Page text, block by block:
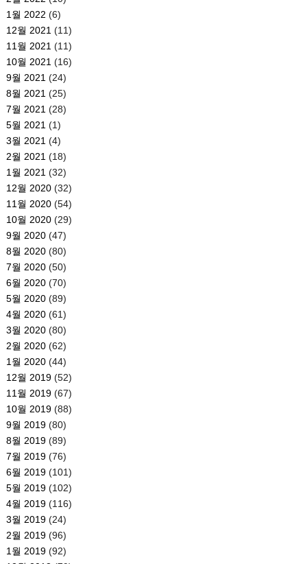
1월 2022 (6)
12월 2021 (11)
11월 2021 (11)
10월 2021 (16)
9월 2021 (24)
8월 2021 (25)
7월 2021 (28)
5월 2021 (1)
3월 2021 (4)
2월 2021 (18)
1월 2021 (32)
12월 2020(32)
11월 2020(54)
10월 2020(29)
9월 2020(47)
8월 2020(80)
7월 2020(50)
6월 2020(70)
5월 2020(89)
4월 2020(61)
3월 2020(80)
2월 2020(62)
1월 2020(44)
12월 2019(52)
11월 2019(67)
10월 2019(88)
9월 2019(80)
8월 2019(89)
7월 2019(76)
6월 2019(101)
5월 2019(102)
4월 2019(116)
3월 2019(24)
2월 2019(96)
1월 2019(92)